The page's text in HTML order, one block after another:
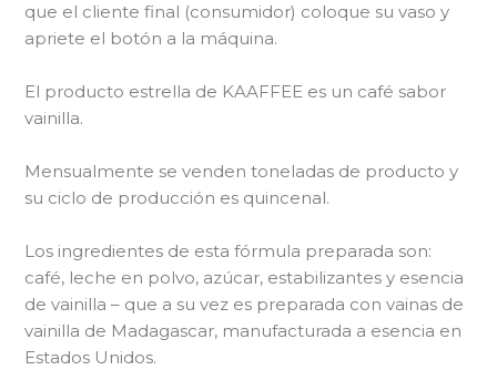
que el cliente final (consumidor) coloque su vaso y
apriete el botón a la máquina.
El producto estrella de KAAFFEE es un café sabor
vainilla.
Mensualmente se venden toneladas de producto y
su ciclo de producción es quincenal.
Los ingredientes de esta fórmula preparada son:
café, leche en polvo, azúcar, estabilizantes y esencia
de vainilla – que a su vez es preparada con vainas de
vainilla de Madagascar, manufacturada a esencia en
Estados Unidos.